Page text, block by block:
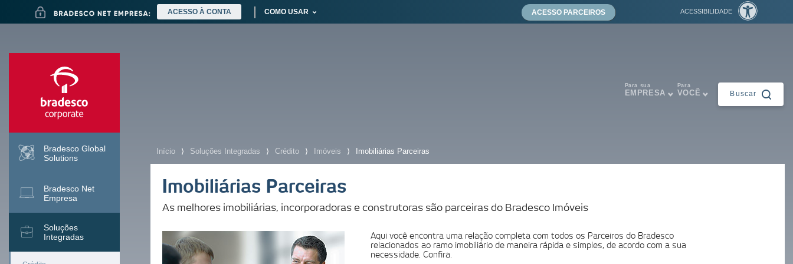
Bradesco Global
Solutions
Bradesco Net
Empresa
Soluções
Integradas
Para sua
EMPRESA
Para
VOCÊ Buscar
Início ⟩ Soluções Integradas ⟩ Crédito ⟩ Imóveis ⟩ Imobiliárias Parceiras
Mais buscados Suas buscas recentes
Imobiliárias Parceiras
As melhores imobiliárias, incorporadoras e construtoras são parceiras do Bradesco Imóveis
Aqui você encontra uma relação completa com todos os Parceiros do Bradesco
relacionados ao ramo imobiliário de maneira rápida e simples, de acordo com a sua
necessidade. Confira.
para
o
para
pesquisa
menu
conteúdo
ACESSO À CONTA COMO USAR ACESSO PARCEIROS ACESSIBILIDADE